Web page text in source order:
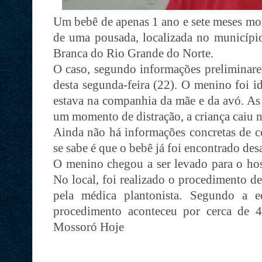
Um bebê de apenas 1 ano e sete meses
de uma pousada, localizada no
Branca do Rio Grande do Norte.
O caso, segundo informações
desta segunda-feira (22). O menino foi
estava na companhia da mãe e da avó.
um momento de distração, a criança caiu
Ainda não há informações concretas de
se sabe é que o bebê já foi encontrado
O menino chegou a ser levado para o
No local, foi realizado o procedimento
pela médica plantonista. Segundo a
procedimento aconteceu por cerca de
Mossoró Hoje